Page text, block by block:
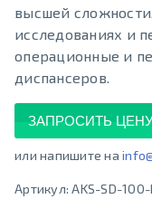
высшей
исследованиях и
операционные и
диспансеров.
ЗАПРОСИТЬ
или напишите на
Артикул:AKS-SD-100-